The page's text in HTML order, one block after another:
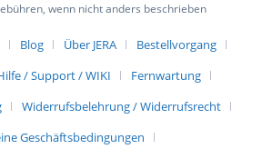
wenn nicht anders beschrieben
Blog Über JERA
Bestellvorgang
/ Support / WIKI
Fernwartung
Widerrufsbelehrung / Widerrufsrecht
Geschäftsbedingungen